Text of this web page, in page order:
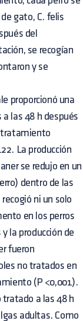
gato, C. felis
del
se recogían
y se
proporcionó una
a las 48 h después
tratamiento
La producción
se redujo en un
dentro de las
ni un solo
en los perros
la producción de
fueron
no tratados en
(P <0,001).
tratado a las 48 h
adultas. Como